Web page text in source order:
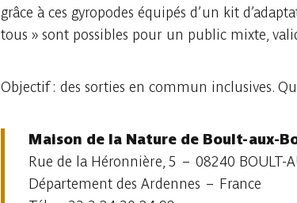
grâce à ces gyropodes équipés d’un kit
tous » sont possibles pour un public mixte,
Objectif : des sorties en commun inclusives.
Maison de la Nature de Boult-aux-
Rue de la Héronnière, 5 – 08240 BOULT-
Département des Ardennes – France